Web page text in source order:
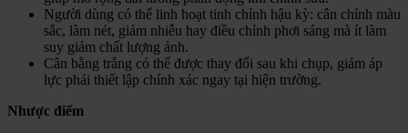
Người dùng có thể linh hoạt tinh chỉnh hậu kỳ: cân chỉnh màu
sắc, làm nét, giảm nhiễu hay điều chỉnh phơi sáng mà ít làm
suy giảm chất lượng ảnh.
Cân bằng trắng có thể được thay đổi sau khi chụp, giảm áp
lực phải thiết lập chính xác ngay tại hiện trường.
Nhược điểm